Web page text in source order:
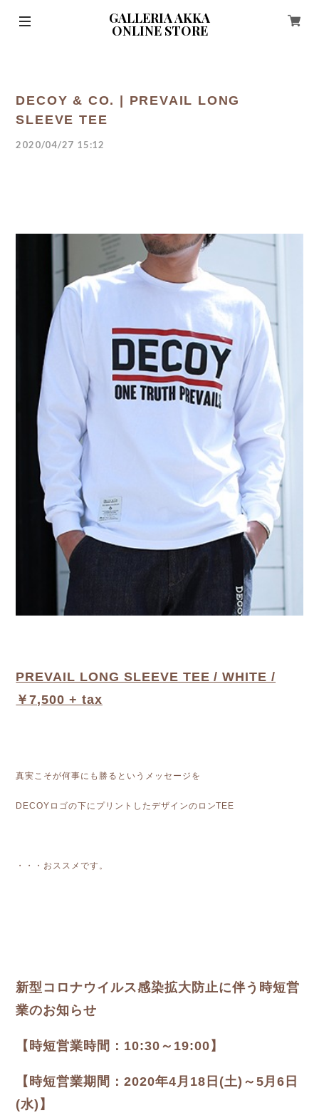
GALLERIA AKKA
ONLINE STORE
DECOY & CO. | PREVAIL LONG
SLEEVE TEE
2020/04/27 15:12
PREVAIL LONG SLEEVE TEE / WHITE /
￥7,500 + tax
真実こそが何事にも勝るというメッセージを
DECOYロゴの下にプリントしたデザインのロンTEE
・・・おススメです。
新型コロナウイルス感染拡大防止に伴う時短営
業のお知らせ
【時短営業時間：10:30～19:00】
【時短営業期間：2020年4月18日(土)～5月6日
(水)】